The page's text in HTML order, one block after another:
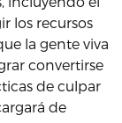
los recursos
la gente viva
convertirse
de culpar
de